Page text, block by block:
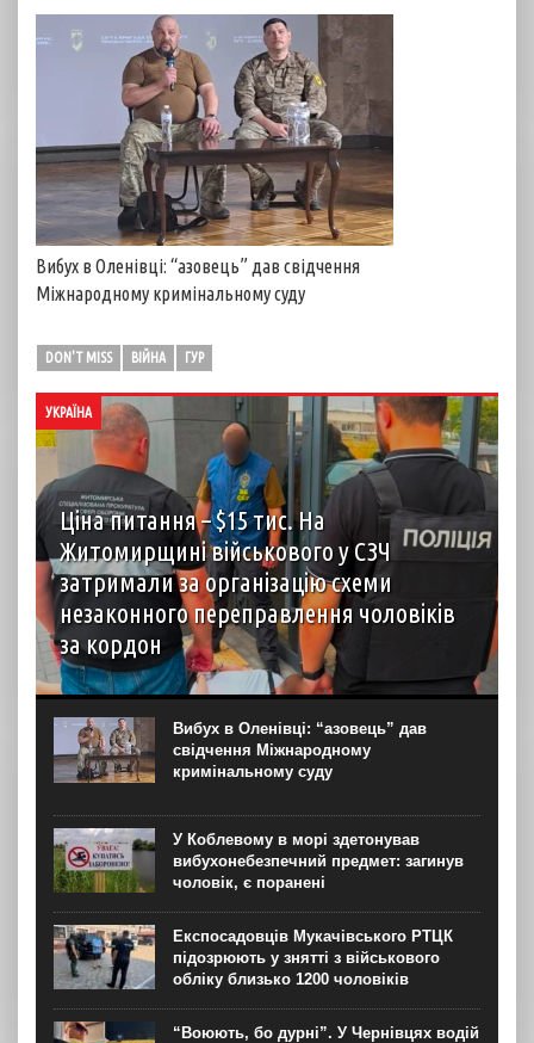
Вибух в Оленівці: “азовець” дав свідчення
Міжнародному кримінальному суду
DON'T MISS ВІЙНА ГУР
УКРАЇНА
Ціна питання – $15 тис. На
Житомирщині військового у СЗЧ
затримали за організацію схеми
незаконного переправлення чоловіків
за кордон
У Житомирській області викрили організатора схеми
незаконного переправлення чоловіків призовного віку
через державний кордон України. Як повідомили
“Новинарні” в пресслужбі Спеціалізованої прокуратури у
сфері оборони Центрального регіону, ним виявився...
Вибух в Оленівці: “азовець” дав
свідчення Міжнародному
кримінальному суду
У Коблевому в морі здетонував
вибухонебезпечний предмет: загинув
чоловік, є поранені
Експосадовців Мукачівського РТЦК
підозрюють у знятті з військового
обліку близько 1200 чоловіків
“Воюють, бо дурні”. У Чернівцях водій